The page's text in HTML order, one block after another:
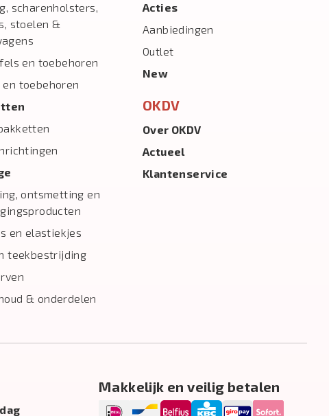
scharenholsters,
stoelen &
en toebehoren
en toebehoren
ontsmetting en
en elastiekjes
teekbestrijding
& onderdelen
Acties
Aanbiedingen
Outlet
New
OKDV
Over OKDV
Actueel
Klantenservice
Makkelijk en veilig betalen